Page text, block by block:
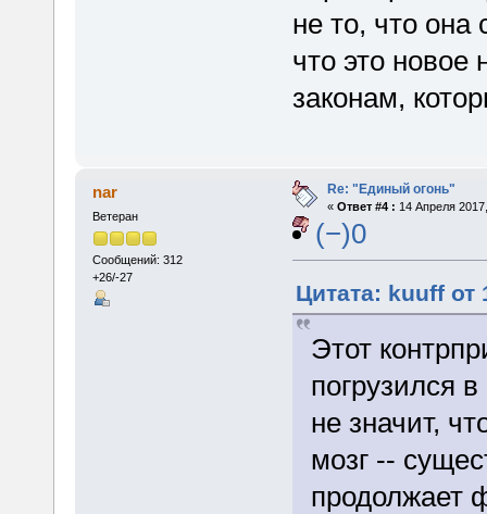
не то, что
что это новое
законам,
nar
Ветеран
Сообщений: 312
+26/-27
Re: "Единый огонь"
« Ответ #4 : 14 Апреля
(−)0
Цитата: kuuff от
Этот
погрузился
не значит,
мозг --
продолжает